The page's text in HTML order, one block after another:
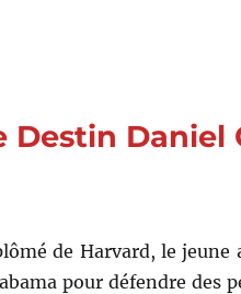
Destin Daniel
de Harvard, le jeune
pour défendre des